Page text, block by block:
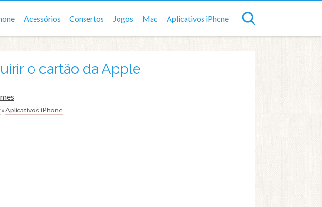
Acessórios Consertos Jogos Mac Aplicativos iPhone
o cartão da Apple
Aplicativos iPhone